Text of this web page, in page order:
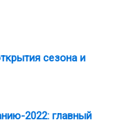
сезона и
2022: главный